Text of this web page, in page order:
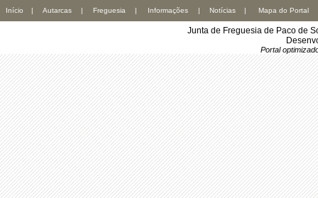
Início | Autarcas | Freguesia | Informações | Notícias | Mapa do Portal
Junta de Freguesia de Paco de
Portal